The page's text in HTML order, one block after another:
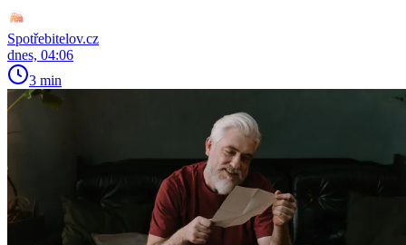
Spotřebitelov.cz
dnes, 04:06
3 min